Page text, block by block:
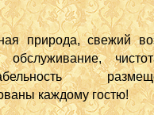
природа, свежий
обслуживание,
каждому гостю!